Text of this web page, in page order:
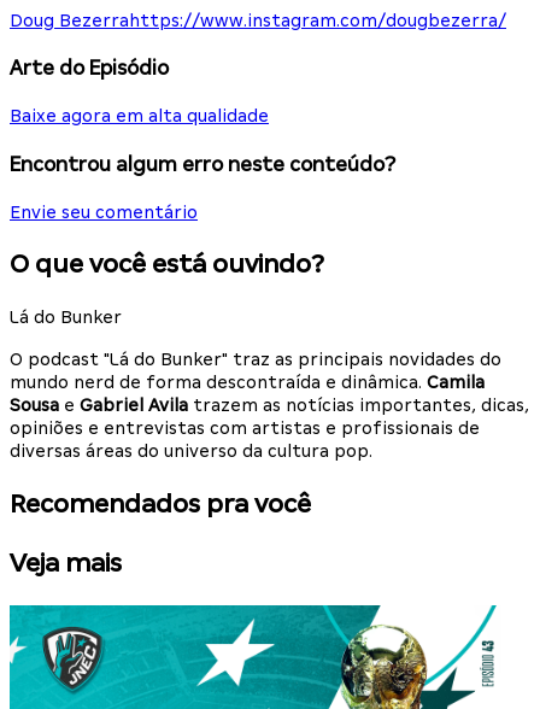
Doug Bezerra https://www.instagram.com/dougbezerra/
Arte do Episódio
Baixe agora em alta qualidade
Encontrou algum erro neste conteúdo?
Envie seu comentário
O que você está ouvindo?
Lá do Bunker
O podcast "Lá do Bunker" traz as principais novidades do
mundo nerd de forma descontraída e dinâmica. Camila
Sousa e Gabriel Avila trazem as notícias importantes, dicas,
opiniões e entrevistas com artistas e profissionais de
diversas áreas do universo da cultura pop.
Recomendados pra você
Veja mais